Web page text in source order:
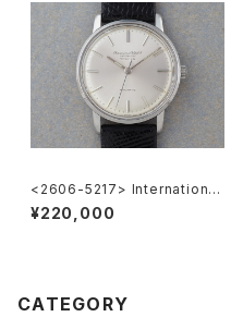
<2606-5217> International
National Co. "TURLER"
¥220,000
CATEGORY